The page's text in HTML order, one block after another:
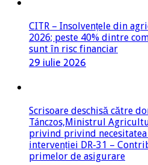
CITR – Insolvențele din
2026; peste 40% dintre
sunt în risc financiar
29 iulie 2026
Scrisoare deschisă către
Tánczos,Ministrul
privind privind
intervenției DR-31 –
primelor de asigurare